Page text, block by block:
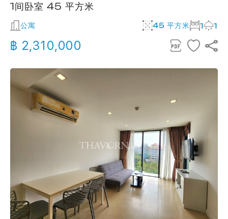
1间卧室 45 平方米
公寓 45 平方米 1 1
฿ 2,310,000